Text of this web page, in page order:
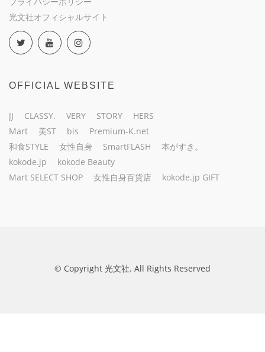
光文社オフィシャルサイト
OFFICIAL WEBSITE
JJ CLASSY. VERY STORY
HERS
Mart
美ST bis
Premium-K.net
和食STYLE
女性自身 SmartFLASH
本がすき。
kokode.jp
kokode Beauty
Mart SELECT SHOP
女性自身百貨店 kokode.jp GIFT
© Copyright 光文社. All Rights Reserved